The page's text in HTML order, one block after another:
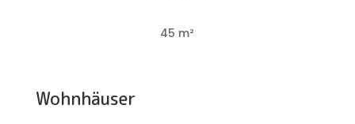
45 m²
Wohnhäuser